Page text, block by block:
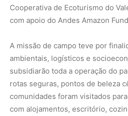
Cooperativa de Ecoturismo do
com apoio do Andes Amazon
A missão de campo teve por
ambientais, logísticos e
subsidiarão toda a operação do
rotas seguras, pontos de beleza
comunidades foram visitados
com alojamentos, escritório,